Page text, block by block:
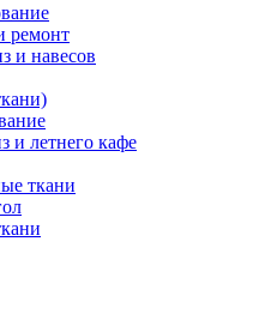
ремонт
и навесов
и летнего кафе
ткани